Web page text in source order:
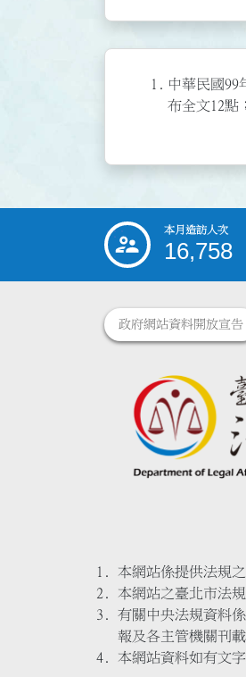
1.
中華民國99
布全文12點
::: 本月造訪人次
16,758
政府網站資料開放宣告
本網站係提供法規
本網站之臺北市法
有關中央法規資料
報及各主管機關刊
本網站資料如有文